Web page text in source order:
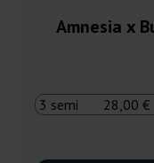
Amnesia x